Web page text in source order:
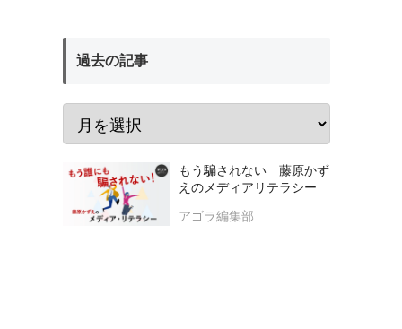
過去の記事
もう騙されない 藤原かず
えのメディアリテラシー
アゴラ編集部